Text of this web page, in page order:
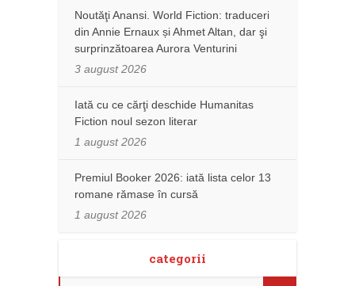
Noutăţi Anansi. World Fiction: traduceri
din Annie Ernaux și Ahmet Altan, dar şi
surprinzătoarea Aurora Venturini
3 august 2026
Iată cu ce cărţi deschide Humanitas
Fiction noul sezon literar
1 august 2026
Premiul Booker 2026: iată lista celor 13
romane rămase în cursă
1 august 2026
categorii